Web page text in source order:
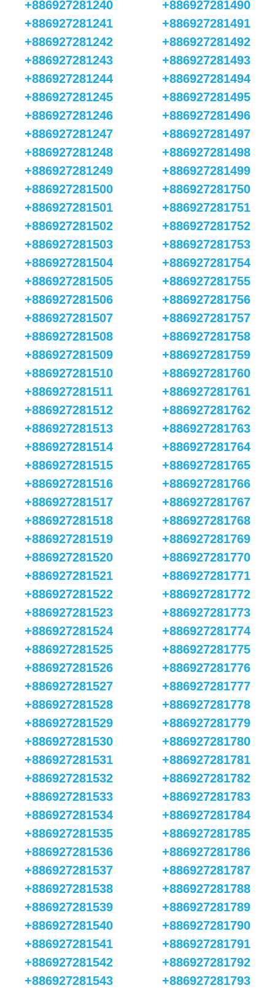
+886927281240
+886927281241
+886927281242
+886927281243
+886927281244
+886927281245
+886927281246
+886927281247
+886927281248
+886927281249
+886927281490
+886927281491
+886927281492
+886927281493
+886927281494
+886927281495
+886927281496
+886927281497
+886927281498
+886927281499
+886927281500
+886927281501
+886927281502
+886927281503
+886927281504
+886927281505
+886927281506
+886927281507
+886927281508
+886927281509
+886927281510
+886927281511
+886927281512
+886927281513
+886927281514
+886927281515
+886927281516
+886927281517
+886927281518
+886927281519
+886927281520
+886927281521
+886927281522
+886927281523
+886927281524
+886927281525
+886927281526
+886927281527
+886927281528
+886927281529
+886927281530
+886927281531
+886927281532
+886927281533
+886927281534
+886927281535
+886927281536
+886927281537
+886927281538
+886927281539
+886927281540
+886927281541
+886927281542
+886927281543
+886927281750
+886927281751
+886927281752
+886927281753
+886927281754
+886927281755
+886927281756
+886927281757
+886927281758
+886927281759
+886927281760
+886927281761
+886927281762
+886927281763
+886927281764
+886927281765
+886927281766
+886927281767
+886927281768
+886927281769
+886927281770
+886927281771
+886927281772
+886927281773
+886927281774
+886927281775
+886927281776
+886927281777
+886927281778
+886927281779
+886927281780
+886927281781
+886927281782
+886927281783
+886927281784
+886927281785
+886927281786
+886927281787
+886927281788
+886927281789
+886927281790
+886927281791
+886927281792
+886927281793